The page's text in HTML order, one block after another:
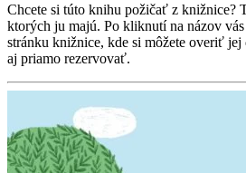
Chcete si túto knihu požičať z knižnice?
ktorých ju majú. Po kliknutí na názov vás
stránku knižnice, kde si môžete overiť jej
aj priamo rezervovať.